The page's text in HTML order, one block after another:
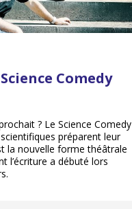
Comedy
? Le Science Comedy
préparent leur
la nouvelle forme théâtrale
l’écriture a débuté lors